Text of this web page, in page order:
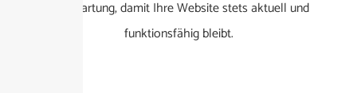
und Wartung, damit Ihre Website stets aktuell und
funktionsfähig bleibt.